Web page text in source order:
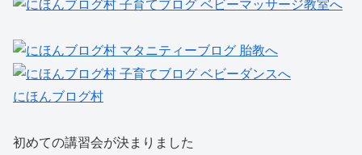
にほんブログ村
初めての講習会が決まりました